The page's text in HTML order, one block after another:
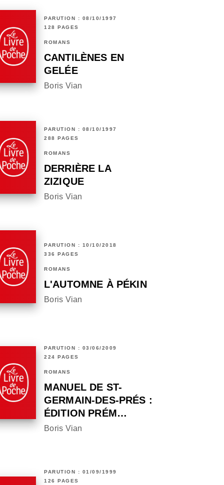
PARUTION : 08/10/1997
128 PAGES
ROMANS
CANTILÈNES EN
GELÉE
Boris Vian
PARUTION : 08/10/1997
288 PAGES
ROMANS
DERRIÈRE LA
ZIZIQUE
Boris Vian
PARUTION : 10/10/2018
336 PAGES
ROMANS
L'AUTOMNE À PÉKIN
Boris Vian
PARUTION : 03/06/2009
224 PAGES
ROMANS
MANUEL DE ST-
GERMAIN-DES-PRÉS :
ÉDITION PRÉM…
Boris Vian
PARUTION : 01/09/1999
126 PAGES